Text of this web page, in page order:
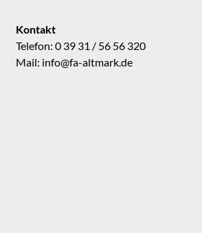
Kontakt
Telefon: 0 39 31 / 56 56 320
Mail: info@fa-altmark.de